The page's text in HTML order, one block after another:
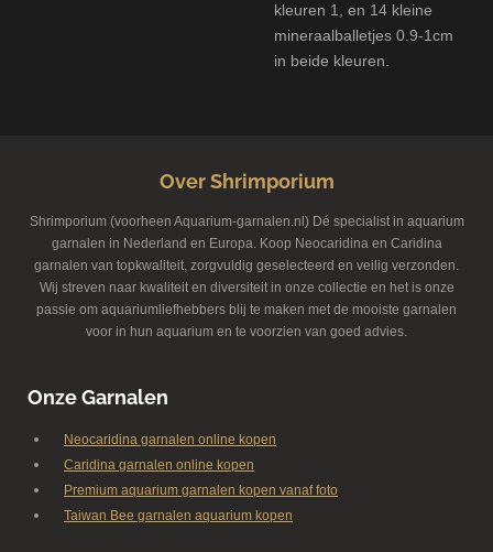
kleuren 1, en 14 kleine
mineraalballetjes 0.9-1cm
in beide kleuren.
Over Shrimporium
Shrimporium (voorheen Aquarium-garnalen.nl) Dé specialist in aquarium
garnalen in Nederland en Europa. Koop Neocaridina en Caridina
garnalen van topkwaliteit, zorgvuldig geselecteerd en veilig verzonden.
Wij streven naar kwaliteit en diversiteit in onze collectie en het is onze
passie om aquariumliefhebbers blij te maken met de mooiste garnalen
voor in hun aquarium en te voorzien van goed advies.
Onze Garnalen
Neocaridina garnalen online kopen
Caridina garnalen online kopen
Premium aquarium garnalen kopen vanaf foto
Taiwan Bee garnalen aquarium kopen